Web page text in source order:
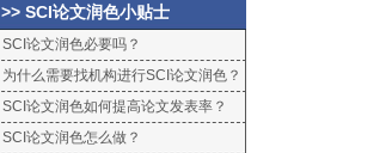
>> SCI论文润色小贴士
SCI论文润色必要吗？
为什么需要找机构进行SCI论文润色？
SCI论文润色如何提高论文发表率？
SCI论文润色怎么做？